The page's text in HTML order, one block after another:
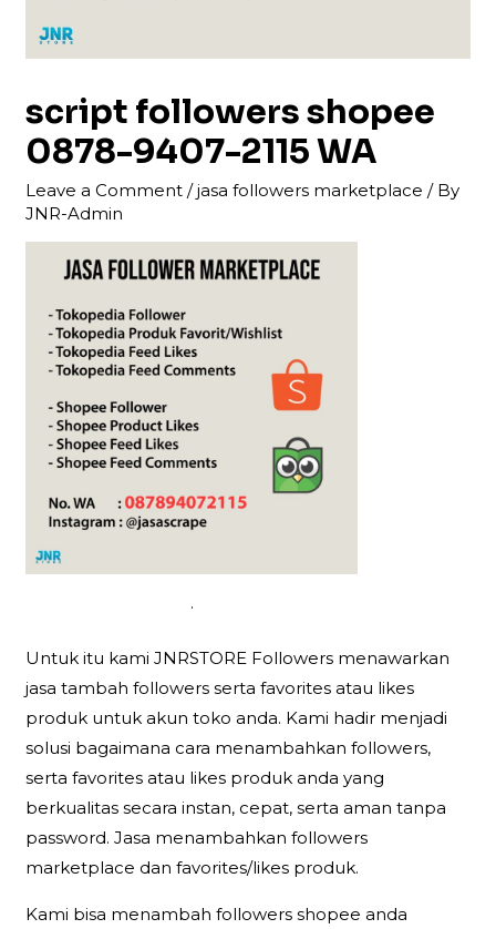
script followers shopee
0878-9407-2115 WA
Leave a Comment /jasa followers marketplace / By
JNR-Admin
.
Untuk itu kami JNRSTORE Followers menawarkan
jasa tambah followers serta favorites atau likes
produk untuk akun toko anda. Kami hadir menjadi
solusi bagaimana cara menambahkan followers,
serta favorites atau likes produk anda yang
berkualitas secara instan, cepat, serta aman tanpa
password. Jasa menambahkan followers
marketplace dan favorites/likes produk.
Kami bisa menambah followers shopee anda